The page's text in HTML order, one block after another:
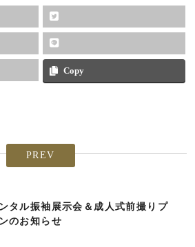
Copy
PREV
タル振袖展示会＆成人式前撮りプ
のお知らせ